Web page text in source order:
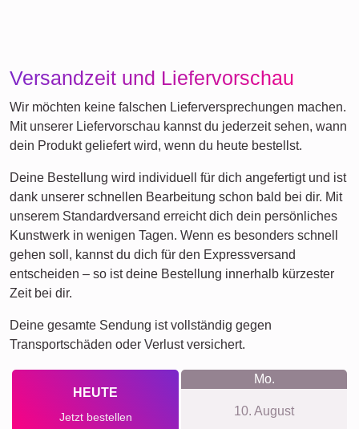
Versandzeit und Liefervorschau
Wir möchten keine falschen Lieferversprechungen machen.
Mit unserer Liefervorschau kannst du jederzeit sehen, wann
dein Produkt geliefert wird, wenn du heute bestellst.
Deine Bestellung wird individuell für dich angefertigt und ist
dank unserer schnellen Bearbeitung schon bald bei dir. Mit
unserem Standardversand erreicht dich dein persönliches
Kunstwerk in wenigen Tagen. Wenn es besonders schnell
gehen soll, kannst du dich für den Expressversand
entscheiden – so ist deine Bestellung innerhalb kürzester
Zeit bei dir.
Deine gesamte Sendung ist vollständig gegen
Transportschäden oder Verlust versichert.
HEUTE
Jetzt bestellen
Mo.
10. August